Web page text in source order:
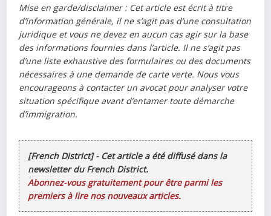
Mise en garde/disclaimer : Cet article est écrit à titre
d’information générale, il ne s’agit pas d’une consultation
juridique et vous ne devez en aucun cas agir sur la base
des informations fournies dans l’article. Il ne s’agit pas
d’une liste exhaustive des formulaires ou des documents
nécessaires à une demande de carte verte. Nous vous
encourageons à contacter un avocat pour analyser votre
situation spécifique avant d’entamer toute démarche
d’immigration.
[French District] - Cet article a été diffusé dans la
newsletter du French District.
Abonnez-vous gratuitement pour être parmi les
premiers à lire nos nouveaux articles.